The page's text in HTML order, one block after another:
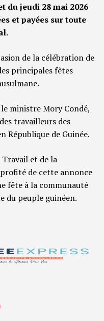
du jeudi 28 mai 2026
et payées sur toute
de la célébration de
principales fêtes
ministre Mory Condé,
travailleurs des
République de Guinée.
et de la
de cette annonce
fête à la communauté
du peuple guinéen.